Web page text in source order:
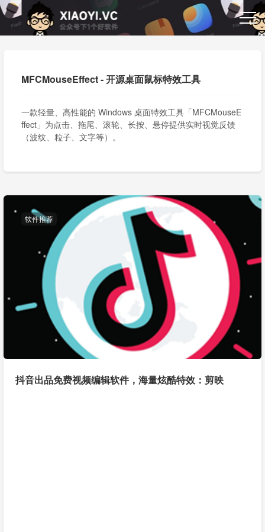
MFCMouseEffect - 开源桌面鼠标特效工具
一款轻量、高性能的 Windows 桌面特效工具「MFCMouseE
ffect」为点击、拖尾、滚轮、长按、悬停提供实时视觉反馈
（波纹、粒子、文字等）。
软件推荐
抖音出品免费视频编辑软件，海量炫酷特效：剪映